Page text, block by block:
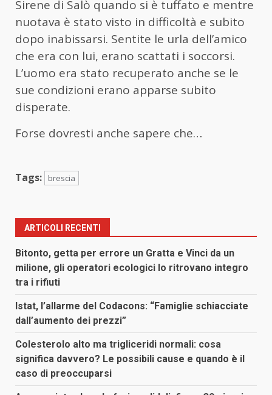
Sirene di Salò quando si è tuffato e mentre
nuotava è stato visto in difficoltà e subito
dopo inabissarsi. Sentite le urla dell’amico
che era con lui, erano scattati i soccorsi.
L’uomo era stato recuperato anche se le
sue condizioni erano apparse subito
disperate.
Forse dovresti anche sapere che…
Tags: brescia
ARTICOLI RECENTI
Bitonto, getta per errore un Gratta e Vinci da un
milione, gli operatori ecologici lo ritrovano integro
tra i rifiuti
Istat, l’allarme del Codacons: “Famiglie schiacciate
dall’aumento dei prezzi”
Colesterolo alto ma trigliceridi normali: cosa
significa davvero? Le possibili cause e quando è il
caso di preoccuparsi